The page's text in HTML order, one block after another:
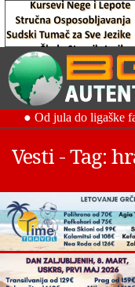
Vesti - Tag: